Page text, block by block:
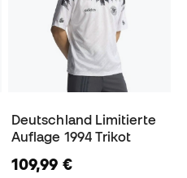
Deutschland Limitierte
Auflage 1994 Trikot
109,99 €